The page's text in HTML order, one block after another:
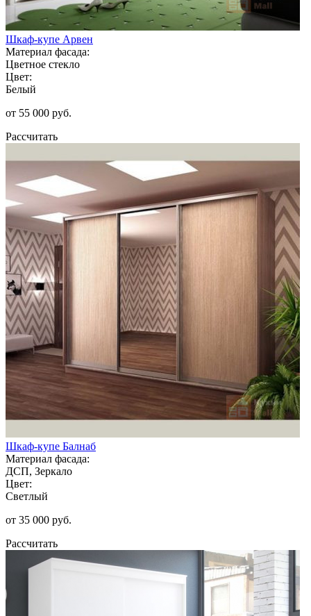
Шкаф-купе Арвен
Материал фасада:
Цветное стекло
Цвет:
Белый
от 55 000 руб.
Рассчитать
Шкаф-купе Балнаб
Материал фасада:
ДСП, Зеркало
Цвет:
Светлый
от 35 000 руб.
Рассчитать